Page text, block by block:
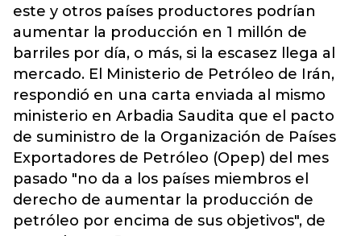
este y otros países productores podrían
aumentar la producción en 1 millón de
barriles por día, o más, si la escasez llega al
mercado. El Ministerio de Petróleo de Irán,
respondió en una carta enviada al mismo
ministerio en Arbadia Saudita que el pacto
de suministro de la Organización de Países
Exportadores de Petróleo (Opep) del mes
pasado "no da a los países miembros el
derecho de aumentar la producción de
petróleo por encima de sus objetivos", de